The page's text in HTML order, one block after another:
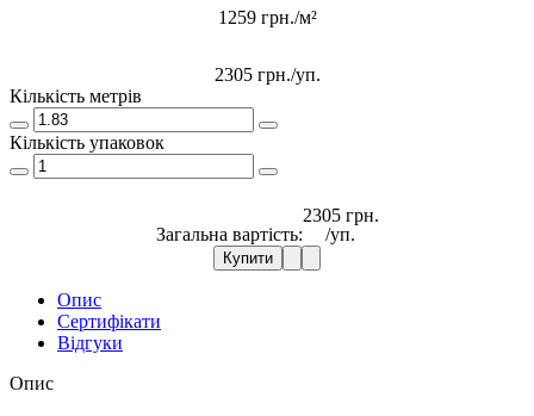
1259 грн./м²
2305 грн./уп.
Кількість метрів
Кількість упаковок
Загальна вартість:
2305 грн.
/уп.
Купити
Опис
Сертифікати
Відгуки
Опис